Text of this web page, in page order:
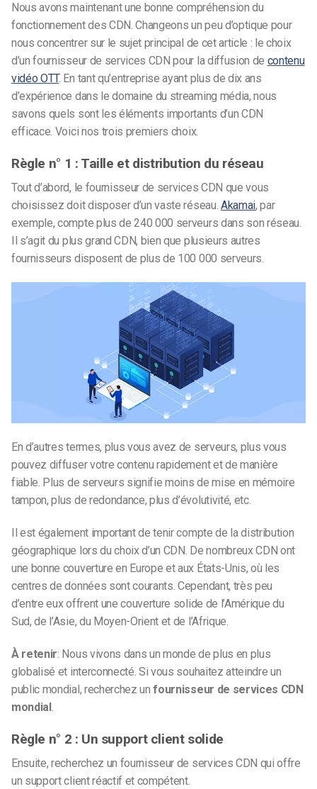
Nous avons maintenant une bonne compréhension du
fonctionnement des CDN. Changeons un peu d’optique pour
nous concentrer sur le sujet principal de cet article : le choix
d’un fournisseur de services CDN pour la diffusion de contenu
vidéo OTT. En tant qu’entreprise ayant plus de dix ans
d’expérience dans le domaine du streaming média, nous
savons quels sont les éléments importants d’un CDN
efficace. Voici nos trois premiers choix.
Règle n° 1 : Taille et distribution du réseau
Tout d’abord, le fournisseur de services CDN que vous
choisissez doit disposer d’un vaste réseau. Akamai, par
exemple, compte plus de 240 000 serveurs dans son réseau.
Il s’agit du plus grand CDN, bien que plusieurs autres
fournisseurs disposent de plus de 100 000 serveurs.
En d’autres termes, plus vous avez de serveurs, plus vous
pouvez diffuser votre contenu rapidement et de manière
fiable. Plus de serveurs signifie moins de mise en mémoire
tampon, plus de redondance, plus d’évolutivité, etc.
Il est également important de tenir compte de la distribution
géographique lors du choix d’un CDN. De nombreux CDN ont
une bonne couverture en Europe et aux États-Unis, où les
centres de données sont courants. Cependant, très peu
d’entre eux offrent une couverture solide de l’Amérique du
Sud, de l’Asie, du Moyen-Orient et de l’Afrique.
À retenir: Nous vivons dans un monde de plus en plus
globalisé et interconnecté. Si vous souhaitez atteindre un
public mondial, recherchez unfournisseur de services CDN
mondial.
Règle n° 2 : Un support client solide
Ensuite, recherchez un fournisseur de services CDN qui offre
un support client réactif et compétent.